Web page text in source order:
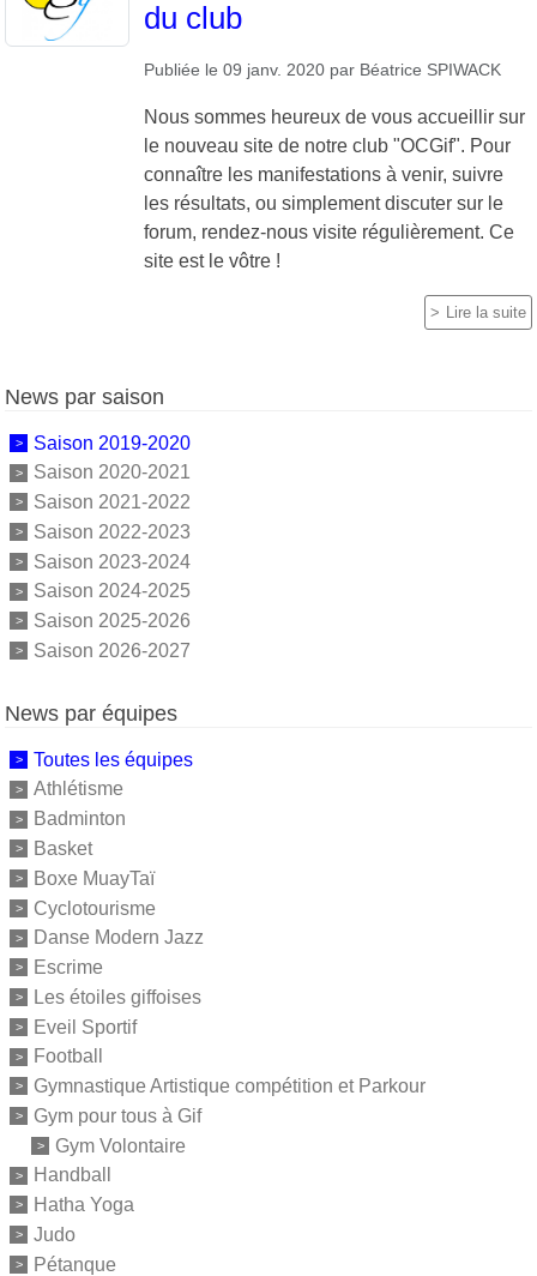
du club
Publiée le 09 janv. 2020 par Béatrice SPIWACK
Nous sommes heureux de vous accueillir sur
le nouveau site de notre club "OCGif". Pour
connaître les manifestations à venir, suivre
les résultats, ou simplement discuter sur le
forum, rendez-nous visite régulièrement. Ce
site est le vôtre !
Lire la suite
News par saison
Saison 2019-2020
Saison 2020-2021
Saison 2021-2022
Saison 2022-2023
Saison 2023-2024
Saison 2024-2025
Saison 2025-2026
Saison 2026-2027
News par équipes
Toutes les équipes
Athlétisme
Badminton
Basket
Boxe MuayTaï
Cyclotourisme
Danse Modern Jazz
Escrime
Les étoiles giffoises
Eveil Sportif
Football
Gymnastique Artistique compétition et Parkour
Gym pour tous à Gif
Gym Volontaire
Handball
Hatha Yoga
Judo
Pétanque